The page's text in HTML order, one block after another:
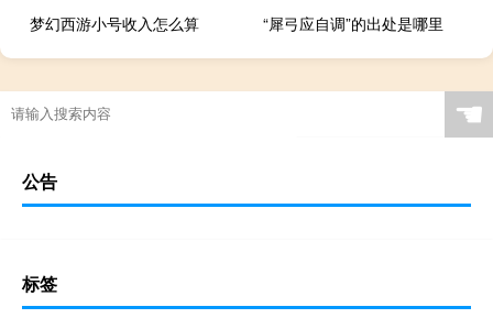
梦幻西游小号收入怎么算
“犀弓应自调”的出处是哪里
☚
公告
标签